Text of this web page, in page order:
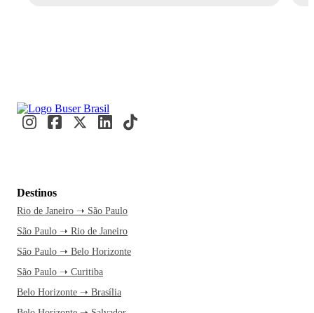
Destinos
Rio de Janeiro ➝ São Paulo
São Paulo ➝ Rio de Janeiro
São Paulo ➝ Belo Horizonte
São Paulo ➝ Curitiba
Belo Horizonte ➝ Brasília